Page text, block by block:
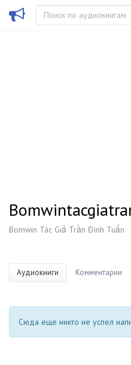
Bomwin Tác Giả Trần Đình Tuấn
Аудиокниги Комментарии
Сюда еще никто не успел